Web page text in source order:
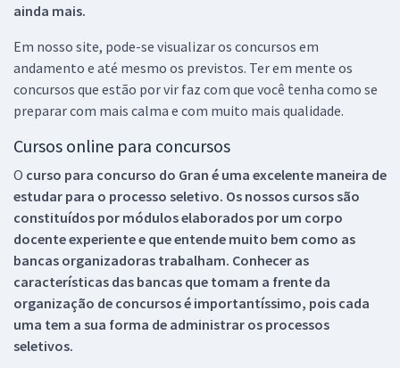
ainda mais.
Em nosso site, pode-se visualizar os concursos em
andamento e até mesmo os previstos. Ter em mente os
concursos que estão por vir faz com que você tenha como se
preparar com mais calma e com muito mais qualidade.
Cursos online para concursos
O curso para concurso do Gran é uma excelente maneira de
estudar para o processo seletivo. Os nossos cursos são
constituídos por módulos elaborados por um corpo
docente experiente e que entende muito bem como as
bancas organizadoras trabalham. Conhecer as
características das bancas que tomam a frente da
organização de concursos é importantíssimo, pois cada
uma tem a sua forma de administrar os processos
seletivos.